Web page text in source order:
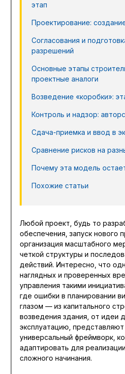
этап
Проектирование:
Согласования и
разрешений
Основные этапы
проектные аналоги
Возведение «коробки»:
Контроль и надзор:
Сдача-приемка и ввод в
Сравнение рисков на
Почему эта модель
Похожие статьи
Любой проект, будь то
обеспечения, запуск нового
организация масштабного
четкой структуры и
действий. Интересно, что
наглядных и проверенных
управления такими
где ошибки в планировании
глазом — из капитального
возведения здания, от идеи
эксплуатацию,
универсальный фреймворк,
адаптировать для
сложного начинания.